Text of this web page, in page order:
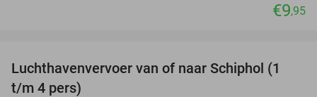
€9,95
42%
Luchthavenvervoer van of naar Schiphol (1
t/m 4 pers)